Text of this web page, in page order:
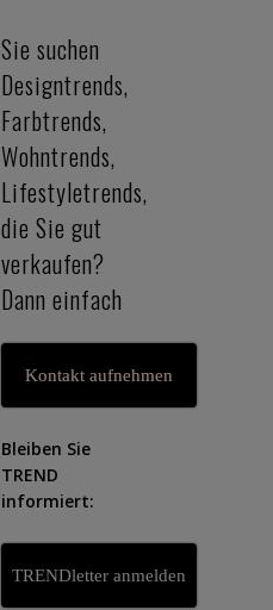
Sie suchen
Designtrends,
Farbtrends,
Wohntrends,
Lifestyletrends,
die Sie gut
verkaufen?
Dann einfach
Kontakt aufnehmen
Bleiben Sie
TREND
informiert:
TRENDletter anmelden